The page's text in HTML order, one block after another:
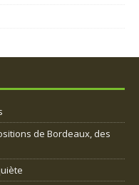
de Bordeaux, des